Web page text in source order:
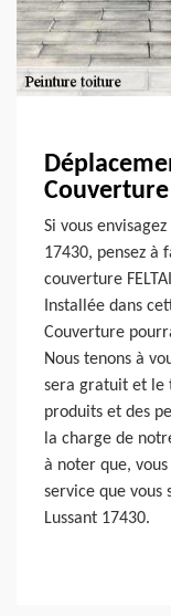
Couverture
Si vous
17430, pensez à
couverture
Installée dans
Couverture
Nous tenons à
sera gratuit et le
produits et des
la charge de
à noter que,
service que vous
Lussant 17430.